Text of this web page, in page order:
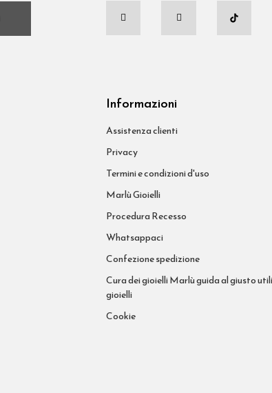
Informazioni
Assistenza clienti
Privacy
Termini e condizioni d'uso
Marlù Gioielli
Procedura Recesso
Whatsappaci
Confezione spedizione
Cura dei gioielli Marlù guida al giusto
gioielli
Cookie